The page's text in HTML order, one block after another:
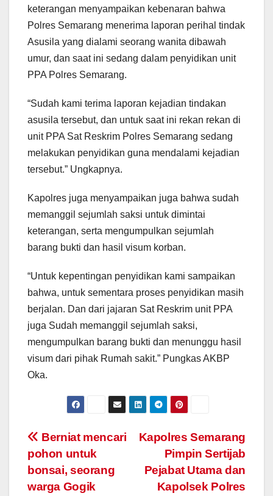
keterangan menyampaikan kebenaran bahwa
Polres Semarang menerima laporan perihal tindak
Asusila yang dialami seorang wanita dibawah
umur, dan saat ini sedang dalam penyidikan unit
PPA Polres Semarang.
“Sudah kami terima laporan kejadian tindakan
asusila tersebut, dan untuk saat ini rekan rekan di
unit PPA Sat Reskrim Polres Semarang sedang
melakukan penyidikan guna mendalami kejadian
tersebut.” Ungkapnya.
Kapolres juga menyampaikan juga bahwa sudah
memanggil sejumlah saksi untuk dimintai
keterangan, serta mengumpulkan sejumlah
barang bukti dan hasil visum korban.
“Untuk kepentingan penyidikan kami sampaikan
bahwa, untuk sementara proses penyidikan masih
berjalan. Dan dari jajaran Sat Reskrim unit PPA
juga Sudah memanggil sejumlah saksi,
mengumpulkan barang bukti dan menunggu hasil
visum dari pihak Rumah sakit.” Pungkas AKBP
Oka.
Post
navigation
Kapolres Semarang
Pimpin Sertijab
Pejabat Utama dan
Kapolsek Polres
Berniat mencari
pohon untuk
bonsai, seorang
warga Gogik